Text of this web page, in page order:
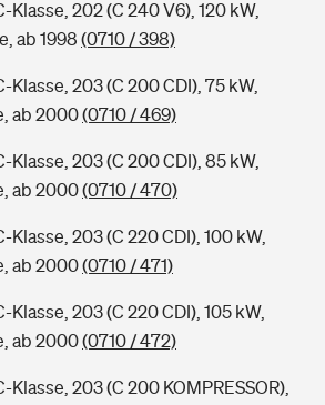
Klasse, 202 (C 240 V6), 120 kW,
ab 1998 (0710 / 398)
Klasse, 203 (C 200 CDI), 75 kW,
ab 2000(0710 / 469)
Klasse, 203 (C 200 CDI), 85 kW,
ab 2000(0710 / 470)
Klasse, 203 (C 220 CDI), 100 kW,
ab 2000(0710 / 471)
203 (C 220 CDI), 105 kW,
ab 2000(0710 / 472)
203 (C 200 KOMPRESSOR),